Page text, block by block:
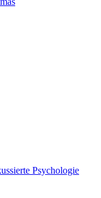
Psychologie